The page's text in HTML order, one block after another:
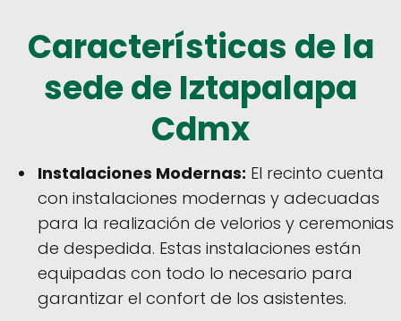
Características de la
sede deIztapalapa
Cdmx
Instalaciones Modernas: El recinto cuenta
con instalaciones modernas y adecuadas
para la realización de velorios y ceremonias
de despedida. Estas instalaciones están
equipadas con todo lo necesario para
garantizar el confort de los asistentes.